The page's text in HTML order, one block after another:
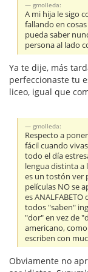
gmolleda:
A mi hija le sigo
fallando en
pueda saber
persona al lado
Ya te dije, más
perfeccionaste tu
liceo, igual que
gmolleda:
Respecto a
fácil cuando
todo el día
lengua distinta a
es un tostón ver
películas NO se
es
todos "saben"
"dor" en vez de
americano,
escriben con
Obviamente no